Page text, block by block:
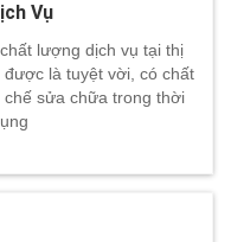
Vụ
lượng dịch vụ tại thị
là tuyệt vời, có chất
sửa chữa trong thời